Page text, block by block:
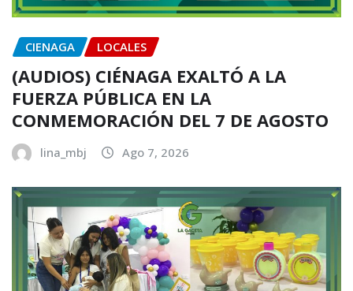
CIENAGA LOCALES
(AUDIOS) CIÉNAGA EXALTÓ A LA
FUERZA PÚBLICA EN LA
CONMEMORACIÓN DEL 7 DE AGOSTO
lina_mbj Ago 7, 2026